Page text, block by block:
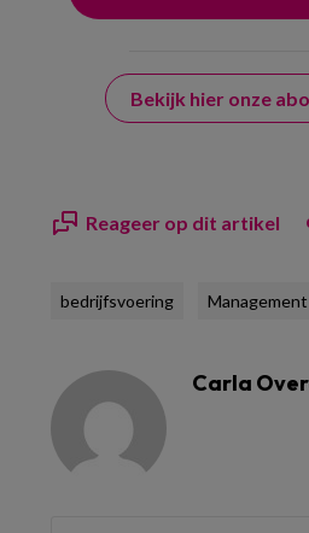
Bekijk hier onze
Reageer op dit artikel
bedrijfsvoering Management
Carla